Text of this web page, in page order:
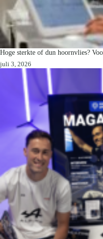
Hoge sterkte of dun hoornvlies?
juli 3, 2026